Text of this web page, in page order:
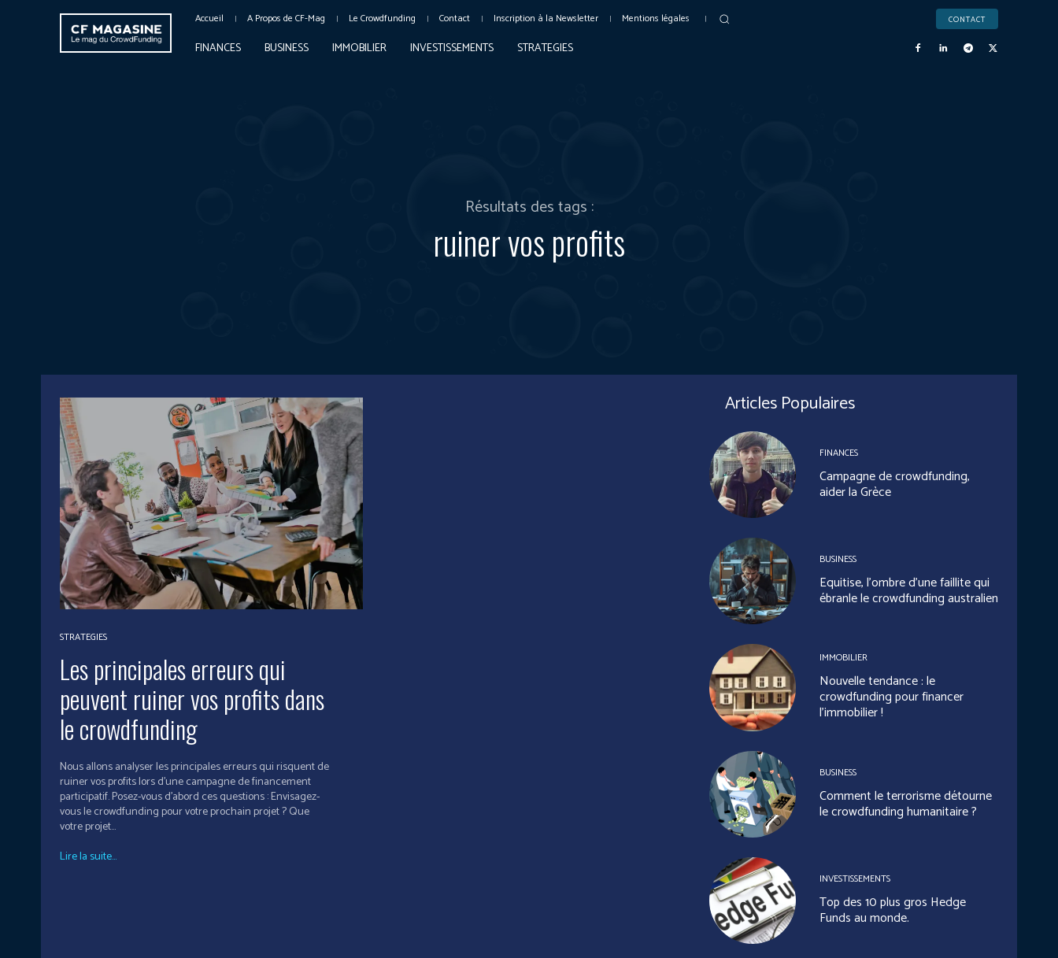
Accueil A Propos de CF-Mag Le Crowdfunding Contact Inscription à la Newsletter Mentions légales CONTACT
FINANCES BUSINESS IMMOBILIER INVESTISSEMENTS STRATEGIES
Résultats des tags :
ruiner vos profits
STRATEGIES
Les principales erreurs qui
peuvent ruiner vos profits dans
le crowdfunding
Nous allons analyser les principales erreurs qui risquent de
ruiner vos profits lors d’une campagne de financement
participatif. Posez-vous d’abord ces questions : Envisagez-
vous le crowdfunding pour votre prochain projet ? Que
votre projet...
Lire la suite...
Articles Populaires
FINANCES
Campagne de crowdfunding,
aider la Grèce
BUSINESS
Equitise, l’ombre d’une faillite qui
ébranle le crowdfunding australien
IMMOBILIER
Nouvelle tendance : le
crowdfunding pour financer
l’immobilier !
BUSINESS
Comment le terrorisme détourne
le crowdfunding humanitaire ?
INVESTISSEMENTS
Top des 10 plus gros Hedge
Funds au monde.